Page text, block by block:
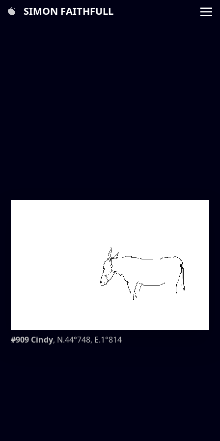
SIMON FAITHFULL
#909 Cindy, N.44°748, E.1°814